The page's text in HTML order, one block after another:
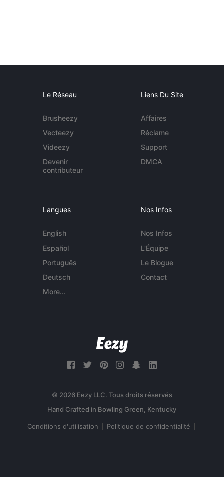
Le Réseau
Brusheezy
Vecteezy
Videezy
Devenir
contributeur
Liens Du Site
Affaires
Réclame
Support
DMCA
Langues
English
Español
Português
Deutsch
More...
Nos Infos
Nos Infos
L'Équipe
Le Blogue
Contact
© 2026 Eezy LLC. Tous droits réservés
Conditions d'utilisation Politique de confidentialité